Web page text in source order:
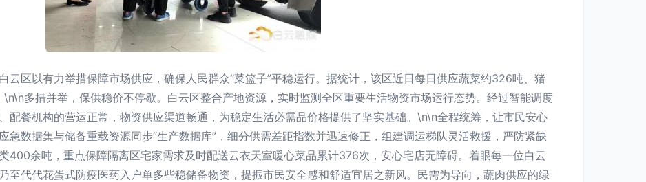
云区以有力举措保障市场供应，确保人民群众“菜篮子”平稳运行。据统计，该区近日每日供应蔬菜约326吨、猪
多措并举，保供稳价不停歇。白云区整合产地资源，实时监测全区重要生活物资市场运行态势。经过智能调度
配餐机构的营运正常，物资供应渠道畅通，为稳定生活必需品价格提供了坚实基础。\n\n全程统筹，让市民安心
急数据集与储备重载资源同步“生产数据库”，细分供需差距指数并迅速修正，组建调运梯队灵活救援，严防紧缺
400余吨，重点保障隔离区宅家需求及时配送云衣天室暖心菜品累计376次，安心宅店无障碍。着眼每一位白云
至代代花蛋式防疫医药入户单多些稳储备物资，提振市民安全感和舒适宜居之新风。民需为导向，蔬肉供应的绿